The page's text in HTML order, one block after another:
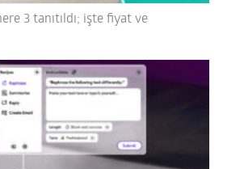
3 tanıtıldı; işte fiyat ve